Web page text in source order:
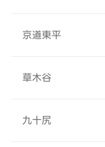
京道東平
草木谷
九十尻